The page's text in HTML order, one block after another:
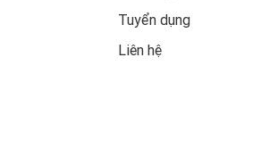
Tuyển dụng
Liên hệ